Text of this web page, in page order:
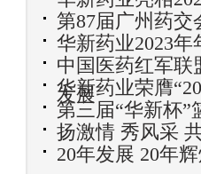
第87届广州药
华新药业2023
中国医药红军
发展
华新药业荣膺
第三届“华新杯”
扬激情 秀风采
20年发展 20年